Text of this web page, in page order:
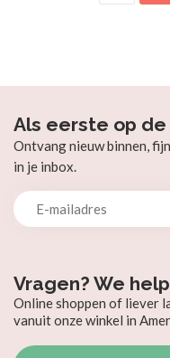
Vragen? We
Online shoppen of liever
vanuit onze winkel in
Als eerste op
Ontvang nieuw binnen,
in je inbox.